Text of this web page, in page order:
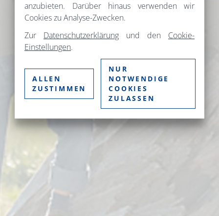
anzubieten. Darüber hinaus verwenden wir
Cookies zu Analyse-Zwecken.
Zur Datenschutzerklärung und den Cookie-
Einstellungen.
ALLEN
ZUSTIMMEN
NUR
NOTWENDIGE
COOKIES
ZULASSEN